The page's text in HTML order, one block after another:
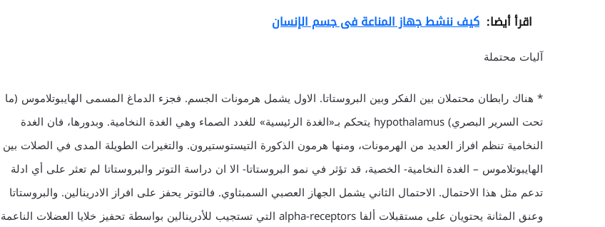
اقرأ أيضا: كيف ننشط جهاز المناعة فى جسم الإنسان
آليات محتملة
* هناك رابطان محتملان بين الفكر وبين البروستاتا. الاول يشمل هرمونات الجسم. فجزء الدماغ المسمى الهايبوتلاموس (ما
تحت السرير البصري) hypothalamus يتحكم بـ«الغدة الرئيسية» للغدد الصماء وهي الغدة النخامية. وبدورها، فان الغدة
النخامية تنظم افراز العديد من الهرمونات، ومنها هرمون الذكورة التيستوستيرون. والتغيرات الطويلة المدى في الصلات بين
الهايبوتلاموس – الغدة النخامية- الخصية، قد تؤثر في نمو البروستاتا- الا ان دراسة التوتر والبروستاتا لم تعثر على أي ادلة
تدعم مثل هذا الاحتمال. الاحتمال الثاني يشمل الجهاز العصبي السمبثاوي. فالتوتر يحفز على افراز الادرينالين. والبروستاتا
وعنق المثانة يحتويان على مستقبلات ألفا alpha-receptors التي تستجيب للأدرينالين بواسطة تحفيز خلايا العضلات الناعمة